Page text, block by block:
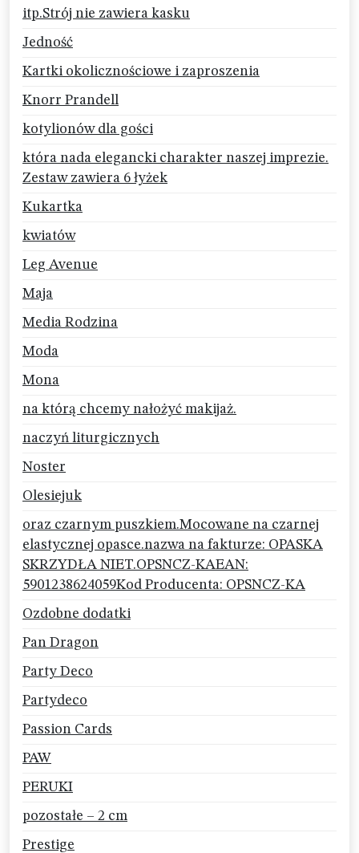
itp.Strój nie zawiera kasku
Jedność
Kartki okolicznościowe i zaproszenia
Knorr Prandell
kotylionów dla gości
która nada elegancki charakter naszej imprezie.
Zestaw zawiera 6 łyżek
Kukartka
kwiatów
Leg Avenue
Maja
Media Rodzina
Moda
Mona
na którą chcemy nałożyć makijaż.
naczyń liturgicznych
Noster
Olesiejuk
oraz czarnym puszkiem.Mocowane na czarnej
elastycznej opasce.nazwa na fakturze: OPASKA
SKRZYDŁA NIET.OPSNCZ-KAEAN:
5901238624059Kod Producenta: OPSNCZ-KA
Ozdobne dodatki
Pan Dragon
Party Deco
Partydeco
Passion Cards
PAW
PERUKI
pozostałe – 2 cm
Prestige